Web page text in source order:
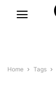
Home Tags